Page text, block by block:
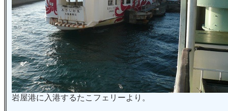
岩屋港に入港するたこフェリーより。